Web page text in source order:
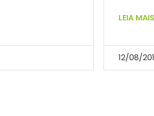
LEIA
12/08/